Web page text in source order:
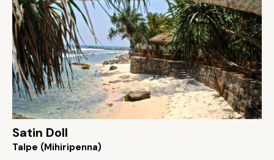
Satin Doll
Talpe (Mihiripenna)